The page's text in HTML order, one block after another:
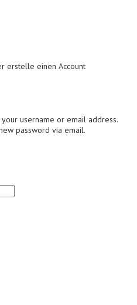
erstelle einen Account
username or email address.
password via email.